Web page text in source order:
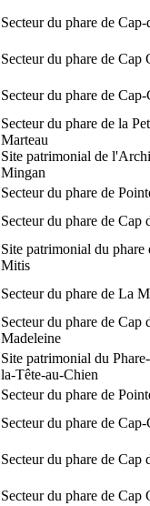
Secteur du phare de Cap-
Secteur du phare de Cap
Secteur du phare de Cap-
Secteur du phare de la
Marteau
Site patrimonial de
Mingan
Secteur du phare de
Secteur du phare de Cap
Site patrimonial du phare
Mitis
Secteur du phare de La
Secteur du phare de Cap
Madeleine
Site patrimonial du
la-Tête-au-Chien
Secteur du phare de
Secteur du phare de Cap-
Secteur du phare de Cap
Secteur du phare de Cap